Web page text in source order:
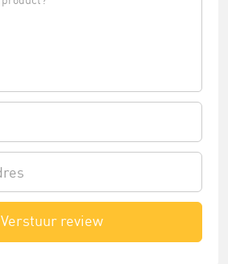
Verstuur review